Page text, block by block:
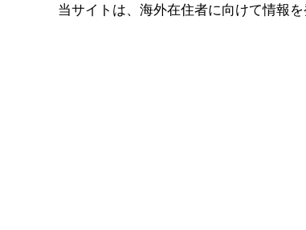
当サイトは、海外在住者に向けて情報を